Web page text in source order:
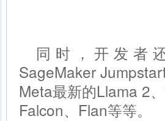
同时，开发者
SageMaker
Meta最新的Llama 2
Falcon、Flan等等。